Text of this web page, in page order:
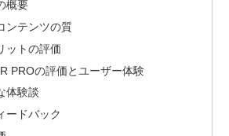
概要
ンテンツの質
ットの評価
PROの評価とユーザー体験
体験談
ードバック